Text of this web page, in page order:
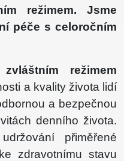
režimem. Jsme
péče s celoročním
režimem
a kvality života lidí
a bezpečnou
denního života.
přiměřené
zdravotnímu stavu